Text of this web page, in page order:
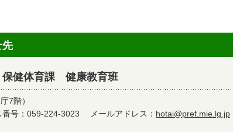
先
健体育課 健康教育班
7階）
番号：059-224-3023 メールアドレス： hotai@pref.mie.lg.jp